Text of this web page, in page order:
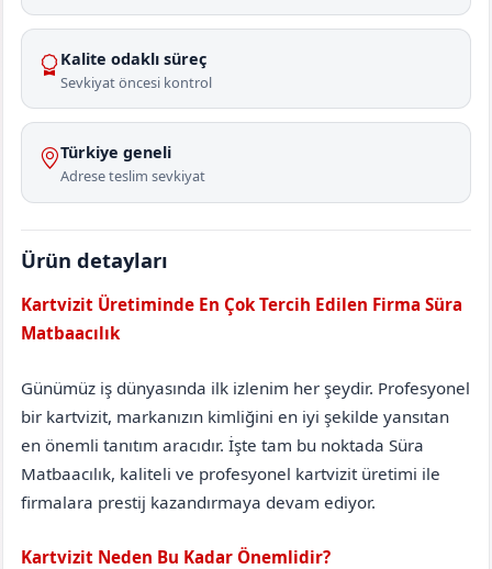
Kalite odaklı süreç
Sevkiyat öncesi kontrol
Türkiye geneli
Adrese teslim sevkiyat
Ürün detayları
Kartvizit Üretiminde En Çok Tercih Edilen Firma Süra
Matbaacılık
Günümüz iş dünyasında ilk izlenim her şeydir. Profesyonel
bir kartvizit, markanızın kimliğini en iyi şekilde yansıtan
en önemli tanıtım aracıdır. İşte tam bu noktada Süra
Matbaacılık, kaliteli ve profesyonel kartvizit üretimi ile
firmalara prestij kazandırmaya devam ediyor.
Kartvizit Neden Bu Kadar Önemlidir?